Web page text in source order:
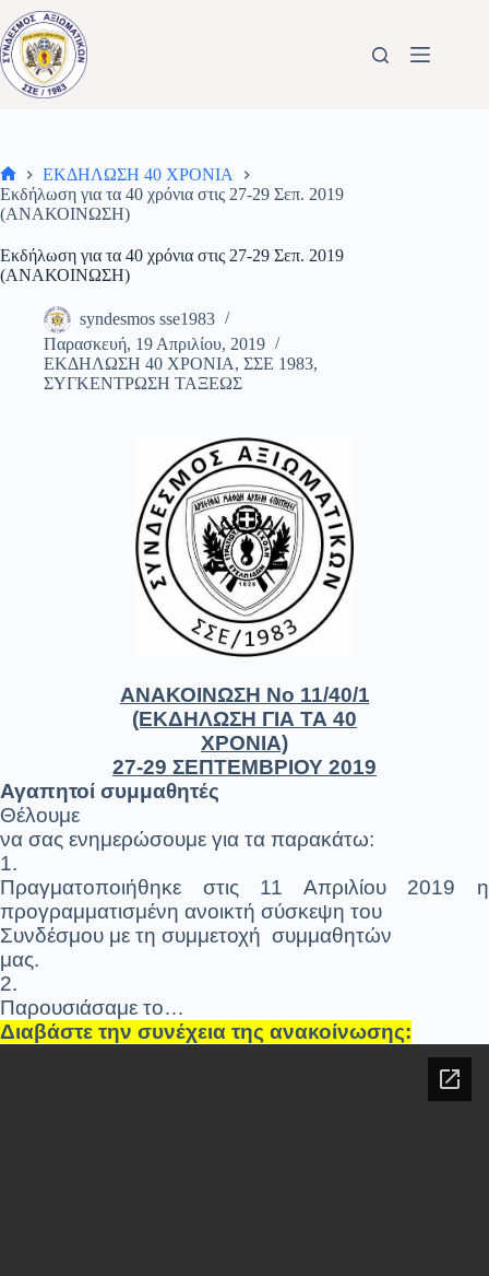
Μετάβαση
στο
περιεχόμενο
Αρχική
σελίδα
ΕΚΔΗΛΩΣΗ 40 ΧΡΟΝΙΑ
Εκδήλωση για τα 40 χρόνια στις 27-29 Σεπ. 2019
(ΑΝΑΚΟΙΝΩΣΗ)
Εκδήλωση για τα 40 χρόνια στις 27-29 Σεπ. 2019
(ΑΝΑΚΟΙΝΩΣΗ)
syndesmos sse1983
Παρασκευή, 19 Απριλίου, 2019
ΕΚΔΗΛΩΣΗ 40 ΧΡΟΝΙΑ, ΣΣΕ 1983,
ΣΥΓΚΕΝΤΡΩΣΗ ΤΑΞΕΩΣ
ΑΝΑΚΟΙΝΩΣΗ Νο 11/40/1
(ΕΚΔΗΛΩΣΗ ΓΙΑ ΤΑ 40
ΧΡΟΝΙΑ)
27-29 ΣΕΠΤΕΜΒΡΙΟΥ 2019
Αγαπητοί συμμαθητές
Θέλουμε
να σας ενημερώσουμε για τα παρακάτω:
1.
Πραγματοποιήθηκε στις 11 Απριλίου 2019 η
προγραμματισμένη ανοικτή σύσκεψη του
Συνδέσμου με τη συμμετοχή συμμαθητών
μας.
2.
Παρουσιάσαμε το…
Διαβάστε την συνέχεια της ανακοίνωσης: